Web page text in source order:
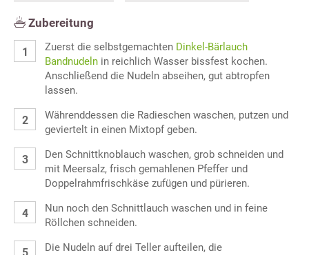
Zubereitung
Zuerst die selbstgemachten Dinkel-Bärlauch
Bandnudeln in reichlich Wasser bissfest kochen.
Anschließend die Nudeln abseihen, gut abtropfen
lassen.
Währenddessen die Radieschen waschen, putzen und
geviertelt in einen Mixtopf geben.
Den Schnittknoblauch waschen, grob schneiden und
mit Meersalz, frisch gemahlenen Pfeffer und
Doppelrahmfrischkäse zufügen und pürieren.
Nun noch den Schnittlauch waschen und in feine
Röllchen schneiden.
Die Nudeln auf drei Teller aufteilen, die